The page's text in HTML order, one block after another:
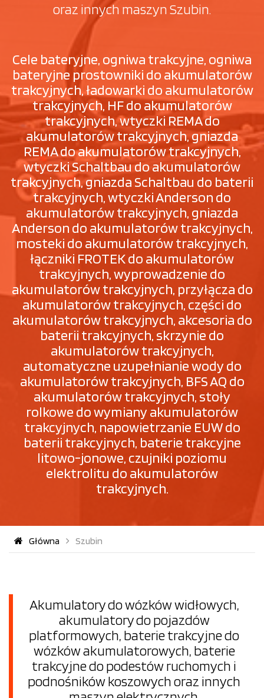
oraz innych maszyn Szubin.
Cele bateryjne, ogniwa trakcyjne, ogniwa
bateryjne prostowniki do akumulatorów
trakcyjnych, ładowarki do akumulatorów
trakcyjnych, HF do akumulatorów
trakcyjnych, wtyczki REMA do
akumulatorów trakcyjnych, gniazda
REMA do akumulatorów trakcyjnych,
wtyczki Schaltbau do akumulatorów
trakcyjnych, gniazda Schaltbau do baterii
trakcyjnych, wtyczki Anderson do
akumulatorów trakcyjnych, gniazda
Anderson do akumulatorów trakcyjnych,
mosteki do akumulatorów trakcyjnych,
łączniki FROTEK do akumulatorów
trakcyjnych, wyprowadzenie do
akumulatorów trakcyjnych, przyłącza do
akumulatorów trakcyjnych, części do
akumulatorów trakcyjnych, akcesoria do
baterii trakcyjnych, skrzynie do
akumulatorów trakcyjnych,
automatyczne uzupełnianie wody do
akumulatorów trakcyjnych, BFS AQ do
akumulatorów trakcyjnych, stoły
rolkowe do wymiany akumulatorów
trakcyjnych, napowietrzanie EUW do
baterii trakcyjnych, baterie trakcyjne
litowo-jonowe, czujniki poziomu
elektrolitu do akumulatorów
trakcyjnych.
Główna Szubin
Akumulatory do wózków widłowych,
akumulatory do pojazdów
platformowych, baterie trakcyjne do
wózków akumulatorowych, baterie
trakcyjne do podestów ruchomych i
podnośników koszowych oraz innych